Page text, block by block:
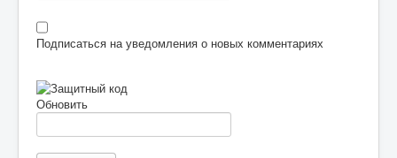
Подписаться на уведомления о новых комментариях
Обновить